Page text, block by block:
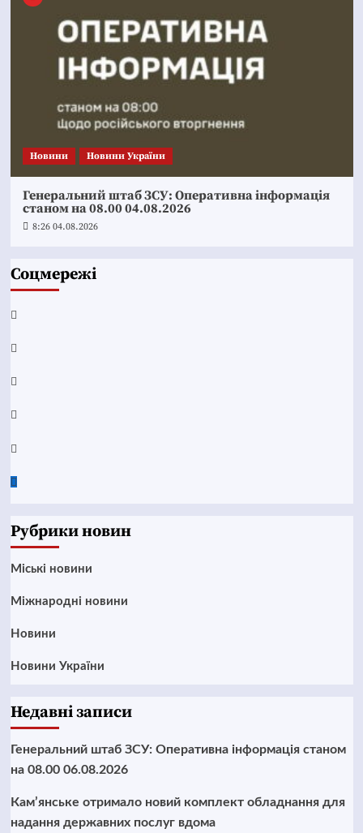
Новини Новини України
Генеральний штаб ЗСУ: Оперативна інформація
станом на 08.00 04.08.2026
8:26 04.08.2026
Соцмережі
Facebook
YouTube
Telegram
Instagram
Twitter
Google
Рубрики новин
Mіські новини
Міжнародні новини
Новини
Новини України
Недавні записи
Генеральний штаб ЗСУ: Оперативна інформація станом
на 08.00 06.08.2026
Кам’янське отримало новий комплект обладнання для
надання державних послуг вдома